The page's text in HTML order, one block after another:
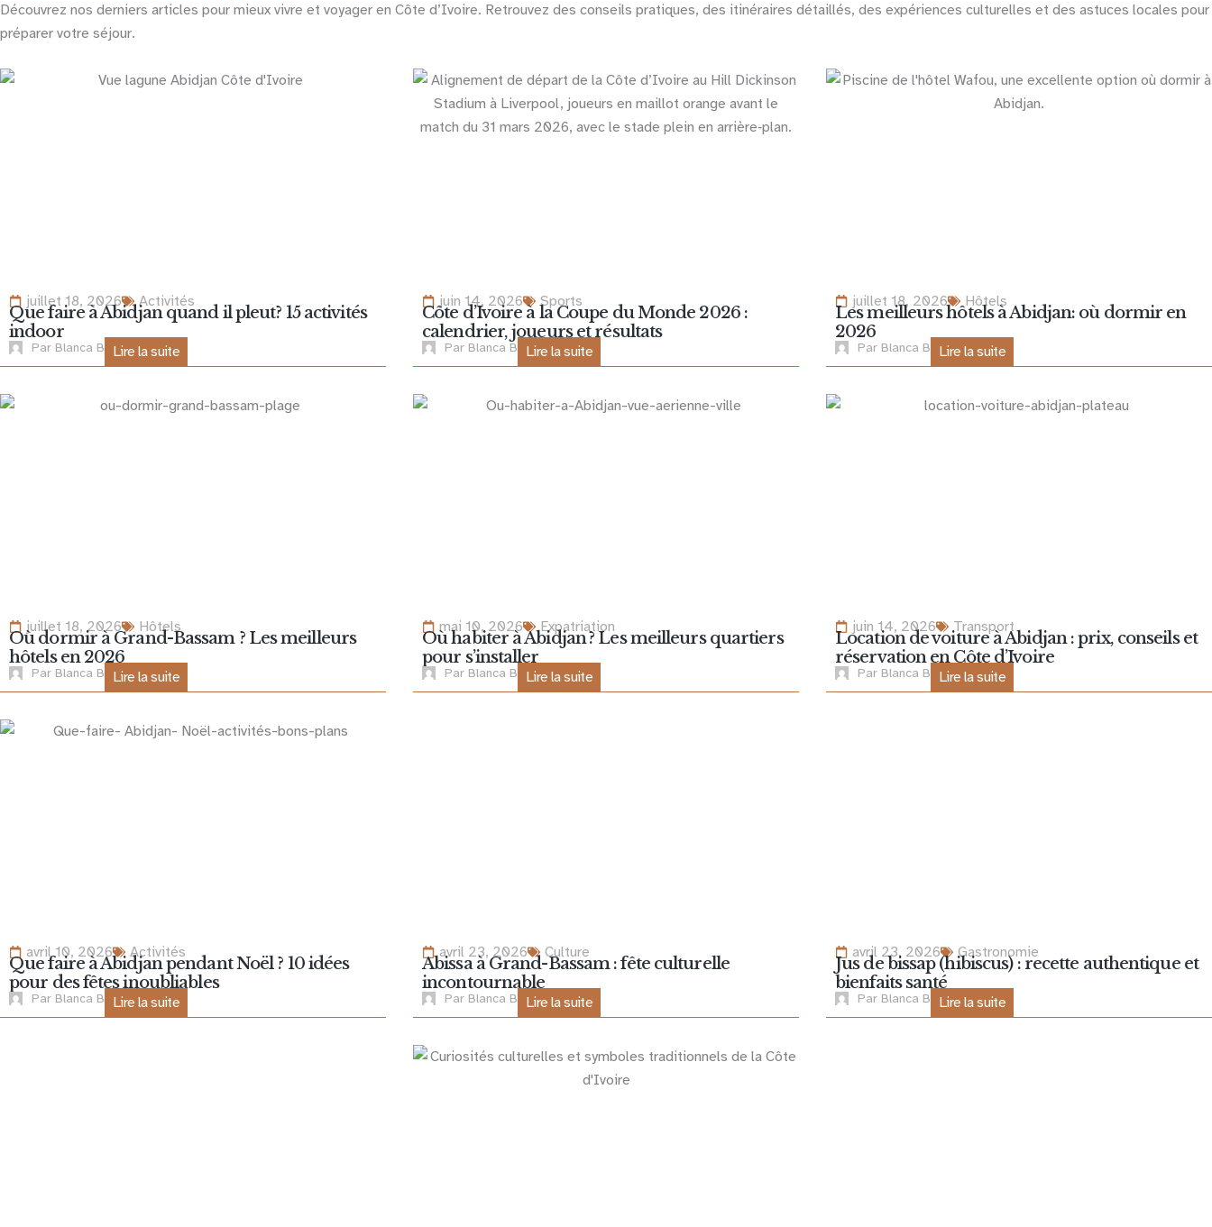
Découvrez nos derniers articles pour mieux vivre et voyager en Côte d’Ivoire. Retrouvez des conseils pratiques, des itinéraires détaillés, des expériences culturelles et des astuces locales pour
préparer votre séjour.
juillet 18, 2026 Activités
Que faire à Abidjan quand il pleut? 15 activités
indoor
Par Blanca B Lire la suite
juin 14, 2026 Sports
Côte d’Ivoire à la Coupe du Monde 2026 :
calendrier, joueurs et résultats
Par Blanca B Lire la suite
juillet 18, 2026 Hôtels
Les meilleurs hôtels à Abidjan: où dormir en
2026
Par Blanca B Lire la suite
juillet 18, 2026 Hôtels
Où dormir à Grand-Bassam ? Les meilleurs
hôtels en 2026
Par Blanca B Lire la suite
mai 10, 2026 Expatriation
Où habiter à Abidjan ? Les meilleurs quartiers
pour s’installer
Par Blanca B Lire la suite
juin 14, 2026 Transport
Location de voiture à Abidjan : prix, conseils et
réservation en Côte d’Ivoire
Par Blanca B Lire la suite
avril 10, 2026 Activités
Que faire à Abidjan pendant Noël ? 10 idées
pour des fêtes inoubliables
Par Blanca B Lire la suite
avril 23, 2026 Culture
Abissa à Grand-Bassam : fête culturelle
incontournable
Par Blanca B Lire la suite
avril 23, 2026 Gastronomie
Jus de bissap (hibiscus) : recette authentique et
bienfaits santé
Par Blanca B Lire la suite